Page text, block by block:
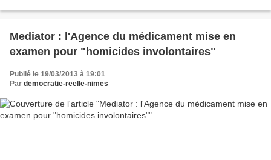
Mediator : l'Agence du médicament mise en
examen pour "homicides involontaires"
Publié le 19/03/2013 à 19:01
Par democratie-reelle-nimes